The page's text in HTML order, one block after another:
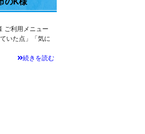
ご利用メニュー
いた点」「気に
続きを読む